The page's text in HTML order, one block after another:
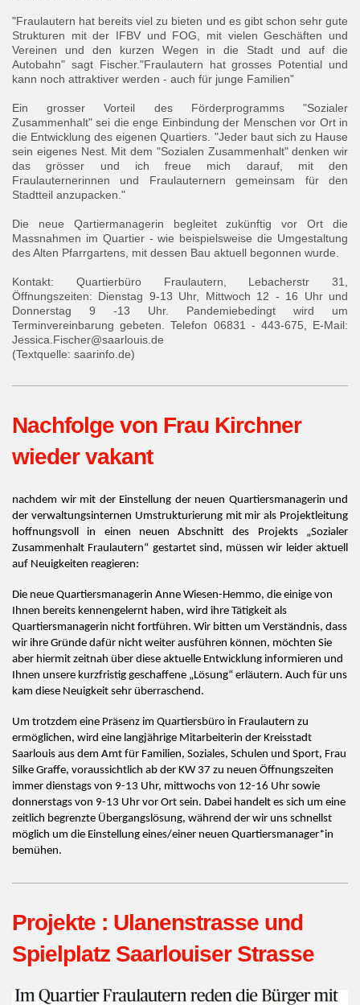
"Fraulautern hat bereits viel zu bieten und es gibt schon sehr gute
Strukturen mit der IFBV und FOG, mit vielen Geschäften und
Vereinen und den kurzen Wegen in die Stadt und auf die
Autobahn" sagt Fischer."Fraulautern hat grosses Potential und
kann noch attraktiver werden - auch für junge Familien"
Ein grosser Vorteil des Förderprogramms "Sozialer
Zusammenhalt" sei die enge Einbindung der Menschen vor Ort in
die Entwicklung des eigenen Quartiers. "Jeder baut sich zu Hause
sein eigenes Nest. Mit dem "Sozialen Zusammenhalt" denken wir
das grösser und ich freue mich darauf, mit den
Fraulauternerinnen und Fraulauternern gemeinsam für den
Stadtteil anzupacken."
Die neue Qartiermanagerin begleitet zukünftig vor Ort die
Massnahmen im Quartier - wie beispielsweise die Umgestaltung
des Alten Pfarrgartens, mit dessen Bau aktuell begonnen wurde.
Kontakt: Quartierbüro Fraulautern, Lebacherstr 31,
Öffnungszeiten: Dienstag 9-13 Uhr, Mittwoch 12 - 16 Uhr und
Donnerstag 9 -13 Uhr. Pandemiebedingt wird um
Terminvereinbarung gebeten. Telefon 06831 - 443-675, E-Mail:
Jessica.Fischer@saarlouis.de
(Textquelle: saarinfo.de)
Nachfolge von Frau Kirchner
wieder vakant
nachdem wir mit der Einstellung der neuen Quartiersmanagerin und
der verwaltungsinternen Umstrukturierung mit mir als Projektleitung
hoffnungsvoll in einen neuen Abschnitt des Projekts „Sozialer
Zusammenhalt Fraulautern“ gestartet sind, müssen wir leider aktuell
auf Neuigkeiten reagieren:
Die neue Quartiersmanagerin Anne Wiesen-Hemmo, die einige von
Ihnen bereits kennengelernt haben, wird ihre Tätigkeit als
Quartiersmanagerin nicht fortführen. Wir bitten um Verständnis, dass
wir ihre Gründe dafür nicht weiter ausführen können, möchten Sie
aber hiermit zeitnah über diese aktuelle Entwicklung informieren und
Ihnen unsere kurzfristig geschaffene „Lösung“ erläutern. Auch für uns
kam diese Neuigkeit sehr überraschend.
Um trotzdem eine Präsenz im Quartiersbüro in Fraulautern zu
ermöglichen, wird eine langjährige Mitarbeiterin der Kreisstadt
Saarlouis aus dem Amt für Familien, Soziales, Schulen und Sport, Frau
Silke Graffe, voraussichtlich ab der KW 37 zu neuen Öffnungszeiten
immer dienstags von 9-13 Uhr, mittwochs von 12-16 Uhr sowie
donnerstags von 9-13 Uhr vor Ort sein. Dabei handelt es sich um eine
zeitlich begrenzte Übergangslösung, während der wir uns schnellst
möglich um die Einstellung eines/einer neuen Quartiersmanager*in
bemühen.
Projekte : Ulanenstrasse und
Spielplatz Saarlouiser Strasse